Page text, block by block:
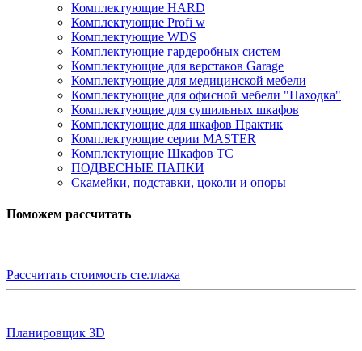
Комплектующие HARD
Комплектующие Profi w
Комплектующие WDS
Комплектующие гардеробных систем
Комплектующие для верстаков Garage
Комплектующие для медицинской мебели
Комплектующие для офисной мебели "Находка"
Комплектующие для сушильных шкафов
Комплектующие для шкафов Практик
Комплектующие серии MASTER
Комплектующие Шкафов ТС
ПОДВЕСНЫЕ ПАПКИ
Скамейки, подставки, цоколи и опоры
Поможем рассчитать
Рассчитать стоимость стеллажа
Планировщик 3D